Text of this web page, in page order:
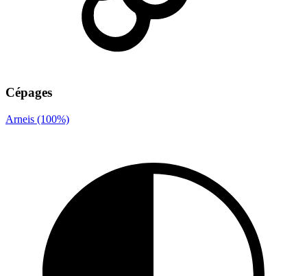
Cépages
Arneis (100%)